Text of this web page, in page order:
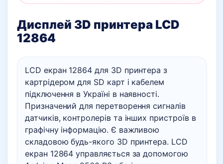
Дисплей 3D принтера LCD
12864
LCD екран 12864 для 3D принтера з
картрідером для SD карт і кабелем
підключення в Україні в наявності.
Призначений для перетворення сигналів
датчиків, контролерів та інших пристроїв в
графічну інформацію. Є важливою
складовою будь-якого 3D принтера. LCD
екран 12864 управляється за допомогою